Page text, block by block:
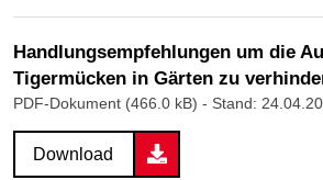
Handlungsempfehlungen um die
Tigermücken in Gärten zu
PDF-Dokument (466.0 kB) - Stand:
Download